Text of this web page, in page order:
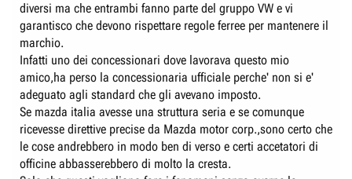
diversi ma che entrambi fanno parte del gruppo VW e vi
garantisco che devono rispettare regole ferree per mantenere il
marchio.
Infatti uno dei concessionari dove lavorava questo mio
amico,ha perso la concessionaria ufficiale perche' non si e'
adeguato agli standard che gli avevano imposto.
Se mazda italia avesse una struttura seria e se comunque
ricevesse direttive precise da Mazda motor corp.,sono certo che
le cose andrebbero in modo ben di verso e certi accetatori di
officine abbasserebbero di molto la cresta.